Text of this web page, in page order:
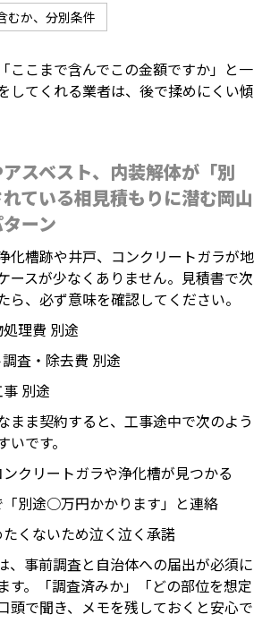
むか、分別条件
ここまで含んでこの金額ですか」と一
してくれる業者は、後で揉めにくい傾
スベスト、内装解体が「別
ている相見積もりに潜む岡山
ーン
化槽跡や井戸、コンクリートガラが地
ースが少なくありません。見積書で次
ら、必ず意味を確認してください。
理費 別途
査・除去費 別途
別途
まま契約すると、工事途中で次のよう
です。
クリートガラや浄化槽が見つかる
別途○万円かかります」と連絡
くないため泣く泣く承諾
、事前調査と自治体への届出が必須に
す。「調査済みか」「どの部位を想定
頭で聞き、メモを残しておくと安心で